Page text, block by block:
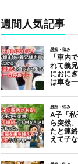
週間人気記事